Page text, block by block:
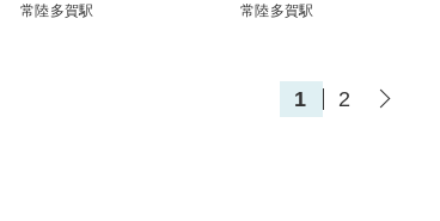
常陸多賀駅 常陸多賀駅
1 2